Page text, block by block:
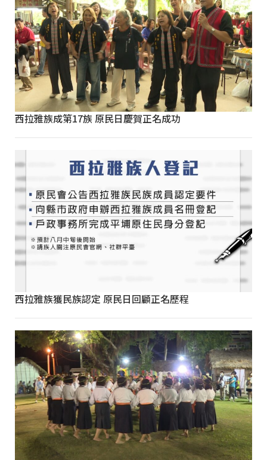
西拉雅族成第17族 原民日慶賀正名成功
西拉雅族獲民族認定 原民日回顧正名歷程